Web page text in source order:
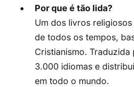
Por que é tão lida?
Um dos livros
de todos os tempos,
Cristianismo. Traduzida
3.000 idiomas e
em todo o mundo.